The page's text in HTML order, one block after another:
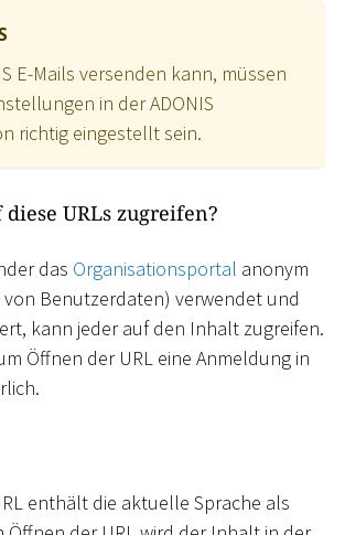
E-Mails versenden kann, müssen
in der ADONIS
richtig eingestellt sein.
URLs zugreifen?
das Organisationsportal anonym
von Benutzerdaten) verwendet und
kann jeder auf den Inhalt zugreifen.
Öffnen der URL eine Anmeldung in
enthält die aktuelle Sprache als